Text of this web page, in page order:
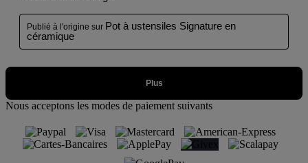
Nous acceptons les modes de paiement suivants